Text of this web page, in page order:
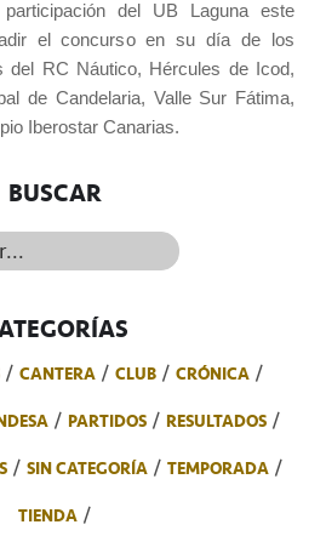
del UB Laguna este
el concurso en su día de los
del RC Náutico, Hércules de Icod,
de Candelaria, Valle Sur Fátima,
Iberostar Canarias.
BUSCAR
CANTERA CLUB
CRÓNICA
PARTIDOS
RESULTADOS
SIN CATEGORÍA
TEMPORADA
TIENDA